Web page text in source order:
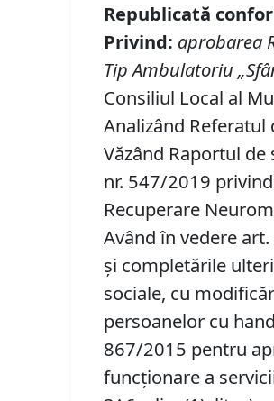
Republicată
Privind: aprobarea
Tip Ambulatoriu
Consiliul Local al
Analizând
Văzând Raportul
nr. 547/2019
Recuperare
Având în vedere
și completările
sociale, cu
persoanelor cu
867/2015 pentru
funcţionare a